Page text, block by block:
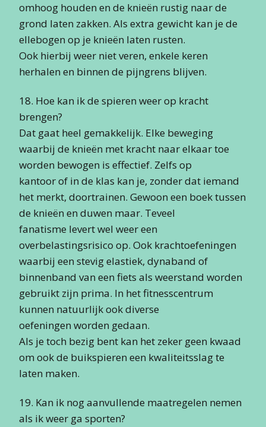
omhoog houden en de knieën rustig naar de
grond laten zakken. Als extra gewicht kan je de
ellebogen op je knieën laten rusten.
Ook hierbij weer niet veren, enkele keren
herhalen en binnen de pijngrens blijven.
18. Hoe kan ik de spieren weer op kracht
brengen?
Dat gaat heel gemakkelijk. Elke beweging
waarbij de knieën met kracht naar elkaar toe
worden bewogen is effectief. Zelfs op
kantoor of in de klas kan je, zonder dat iemand
het merkt, doortrainen. Gewoon een boek tussen
de knieën en duwen maar. Teveel
fanatisme levert wel weer een
overbelastingsrisico op. Ook krachtoefeningen
waarbij een stevig elastiek, dynaband of
binnenband van een fiets als weerstand worden
gebruikt zijn prima. In het fitnesscentrum
kunnen natuurlijk ook diverse
oefeningen worden gedaan.
Als je toch bezig bent kan het zeker geen kwaad
om ook de buikspieren een kwaliteitsslag te
laten maken.
19. Kan ik nog aanvullende maatregelen nemen
als ik weer ga sporten?